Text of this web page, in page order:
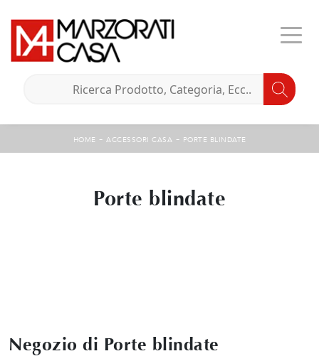
HOME - ACCESSORI CASA - PORTE BLINDATE
Porte blindate
Negozio di Porte blindate